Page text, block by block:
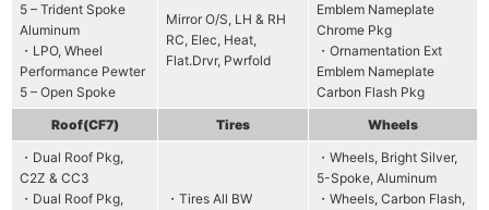
5 – Trident Spoke
Aluminum
・LPO, Wheel
Performance Pewter
5 – Open Spoke
Mirror O/S, LH & RH
RC, Elec, Heat,
Flat.Drvr, Pwrfold
Emblem Nameplate
Chrome Pkg
・Ornamentation Ext
Emblem Nameplate
Carbon Flash Pkg
Roof(CF7)
Tires
Wheels
・Dual Roof Pkg,
C2Z & CC3
・Dual Roof Pkg,
・Tires All BW
・Wheels, Bright Silver,
5-Spoke, Aluminum
・Wheels, Carbon Flash,